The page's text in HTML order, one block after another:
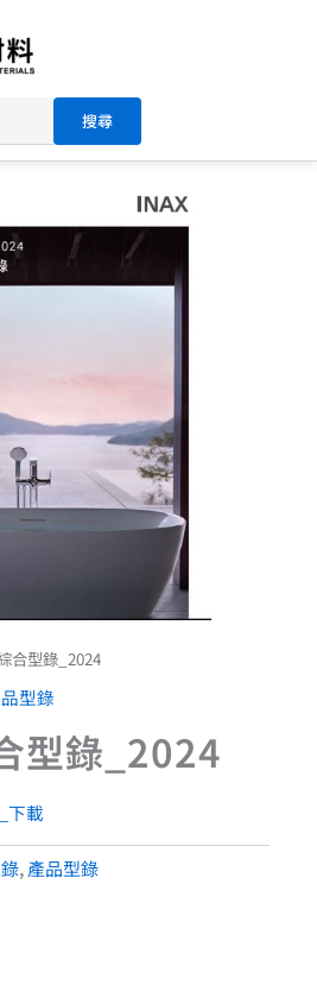
搜尋
合型錄_2024
型錄
型錄_2024
下載
,產品型錄